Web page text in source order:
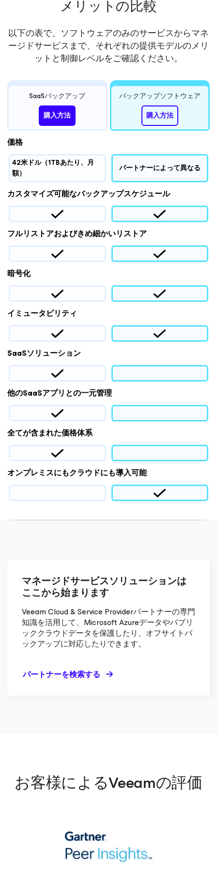
メリットの比較
以下の表で、ソフトウェアのみのサービスからマネ
ージドサービスまで、それぞれの提供モデルのメリ
ットと制御レベルをご確認ください。
SaaSバックアップ
バックアップソフトウェア
購入方法
購入方法
価格
42米ドル（1TBあたり、月
額）
パートナーによって異なる
カスタマイズ可能なバックアップスケジュール
フルリストアおよびきめ細かいリストア
暗号化
イミュータビリティ
SaaSソリューション
他のSaaSアプリとの一元管理
全てが含まれた価格体系
オンプレミスにもクラウドにも導入可能
マネージドサービスソリューションは
ここから始まります
Veeam Cloud & Service Providerパートナーの専門
知識を活用して、Microsoft Azureデータやパブリ
ッククラウドデータを保護したり、オフサイトバ
ックアップに対応したりできます。
パートナーを検索する
お客様によるVeeamの評価